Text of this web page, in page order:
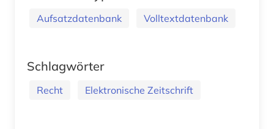
Aufsatzdatenbank Volltextdatenbank
Schlagwörter
Recht Elektronische Zeitschrift